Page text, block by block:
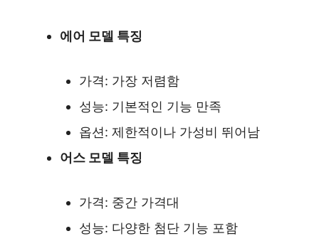
에어 모델 특징
가격: 가장 저렴함
성능: 기본적인 기능 만족
옵션: 제한적이나 가성비 뛰어남
어스 모델 특징
가격: 중간 가격대
성능: 다양한 첨단 기능 포함